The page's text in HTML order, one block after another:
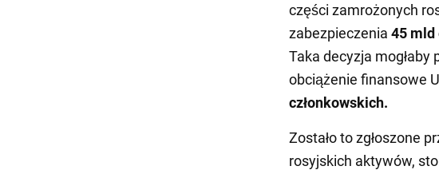
części zamrożonych
zabezpieczenia 45 mld
Taka decyzja
obciążenie finansowe
członkowskich.
Zostało to zgłoszone
rosyjskich aktywów,